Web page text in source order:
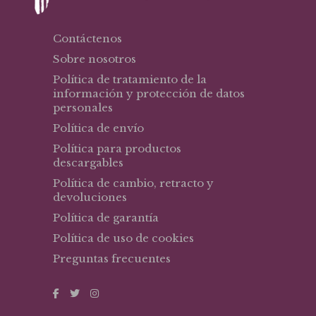
Contáctenos
Sobre nosotros
Política de tratamiento de la
información y protección de datos
personales
Política de envío
Política para productos
descargables
Política de cambio, retracto y
devoluciones
Política de garantía
Política de uso de cookies
Preguntas frecuentes